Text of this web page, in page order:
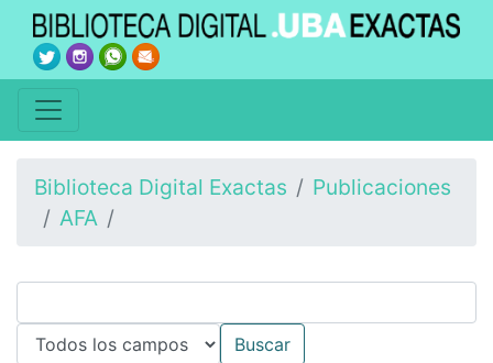
Biblioteca Digital Exactas
Publicaciones
AFA